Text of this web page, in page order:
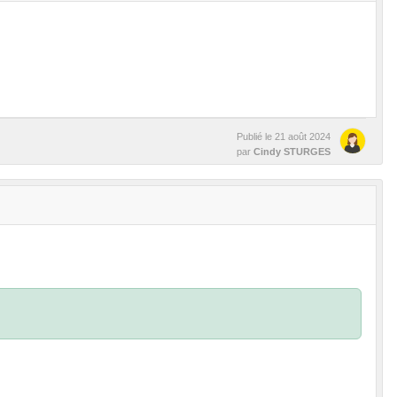
Publié le 21 août 2024
par Cindy STURGES